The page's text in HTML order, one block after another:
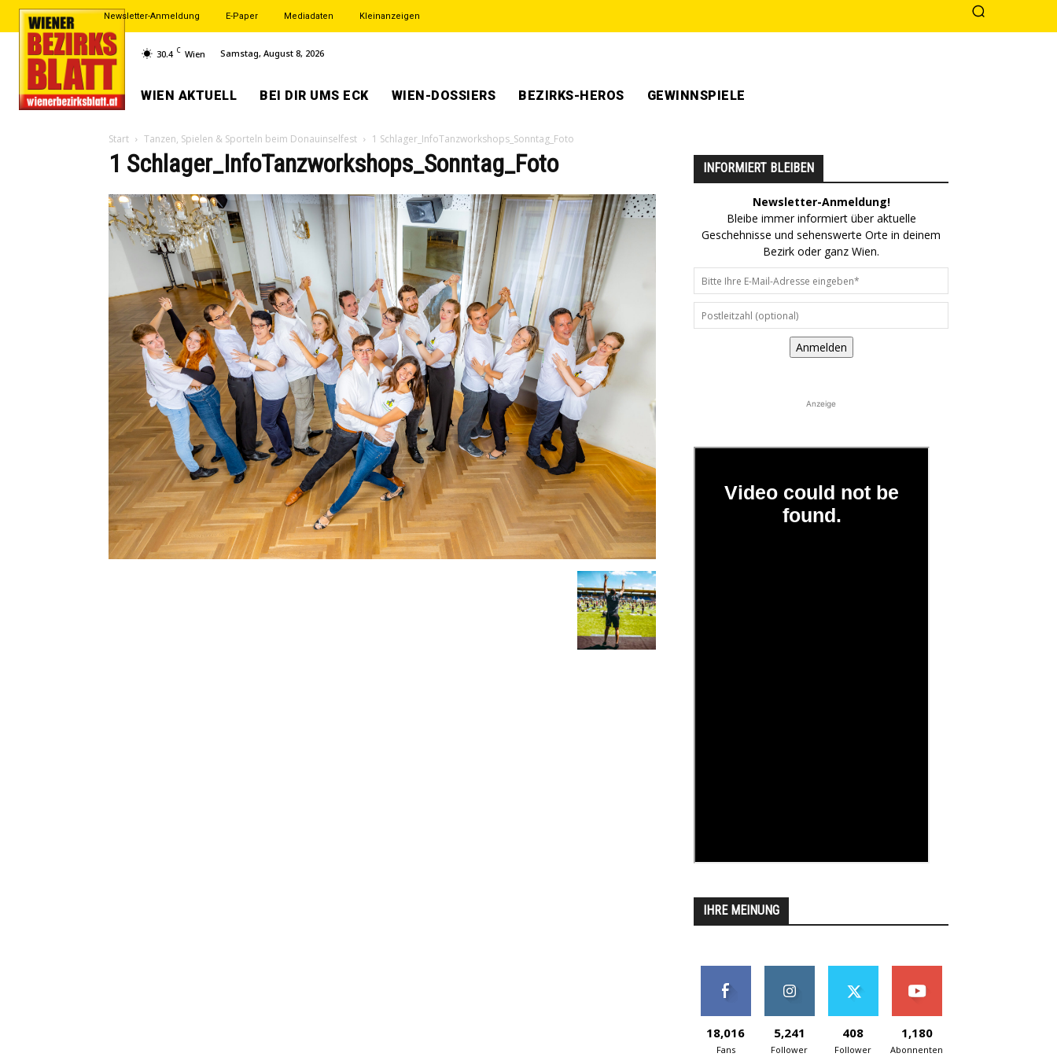
Newsletter-Anmeldung E-Paper Mediadaten Kleinanzeigen
30.4 C Wien Samstag, August 8, 2026
WIEN AKTUELL BEI DIR UMS ECK WIEN-DOSSIERS BEZIRKS-HEROS GEWINNSPIELE
Start Tanzen, Spielen & Sporteln beim Donauinselfest 1 Schlager_InfoTanzworkshops_Sonntag_Foto
1 Schlager_InfoTanzworkshops_Sonntag_Foto INFORMIERT BLEIBEN
Newsletter-Anmeldung!
Bleibe immer informiert über aktuelle
Geschehnisse und sehenswerte Orte in deinem
Bezirk oder ganz Wien.
Anmelden
Anzeige
IHRE MEINUNG
18,016
Fans
5,241
Follower
408
Follower
1,180
Abonnenten